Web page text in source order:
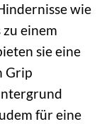
wie
einem
sie eine
Grip
für eine